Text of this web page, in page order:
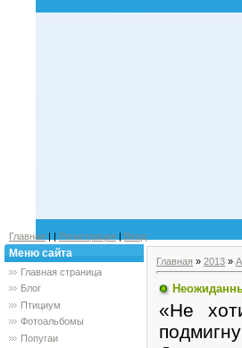
Главная | | Регистрация | Вход
Меню сайта
Главная страница
Блог
Птициум
Фотоальбомы
Попугаи
Главная » 2013 »
«Не